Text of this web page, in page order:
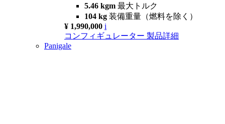
5.46 kgm 最大トルク
104 kg 装備重量（燃料を除く）
¥ 1,990,000 i
コンフィギュレーター 製品詳細
Panigale